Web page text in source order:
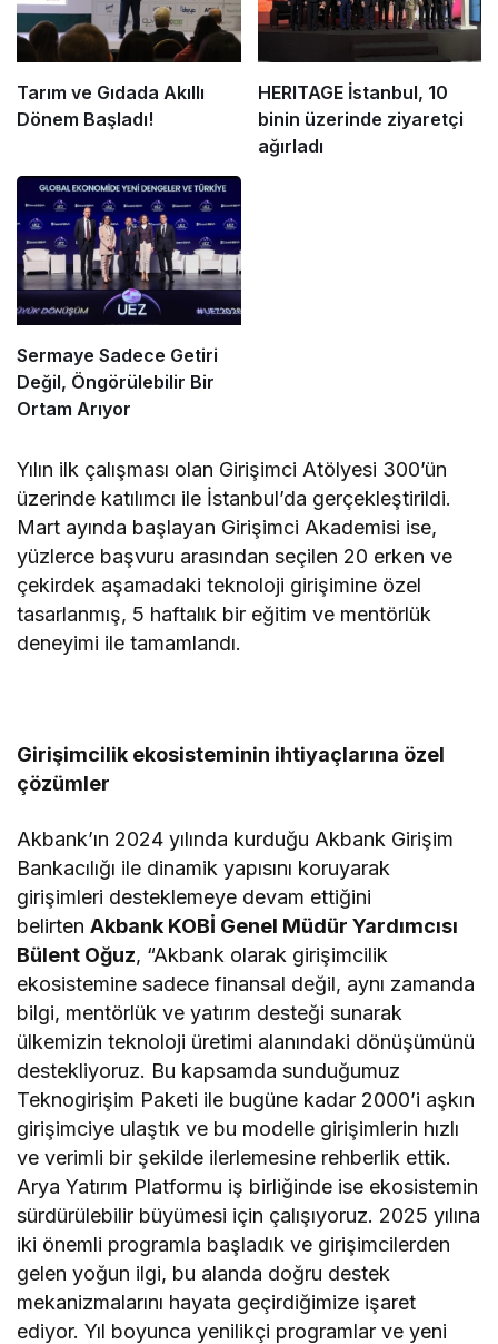
Tarım ve Gıdada Akıllı
Dönem Başladı!
HERITAGE İstanbul, 10
binin üzerinde ziyaretçi
ağırladı
Sermaye Sadece Getiri
Değil, Öngörülebilir Bir
Ortam Arıyor
Yılın ilk çalışması olan Girişimci Atölyesi 300’ün
üzerinde katılımcı ile İstanbul’da gerçekleştirildi.
Mart ayında başlayan Girişimci Akademisi ise,
yüzlerce başvuru arasından seçilen 20 erken ve
çekirdek aşamadaki teknoloji girişimine özel
tasarlanmış, 5 haftalık bir eğitim ve mentörlük
deneyimi ile tamamlandı.
Girişimcilik ekosisteminin ihtiyaçlarına özel
çözümler
Akbank’ın 2024 yılında kurduğu Akbank Girişim
Bankacılığı ile dinamik yapısını koruyarak
girişimleri desteklemeye devam ettiğini
belirtenAkbank KOBİ Genel Müdür Yardımcısı
Bülent Oğuz, “Akbank olarak girişimcilik
ekosistemine sadece finansal değil, aynı zamanda
bilgi, mentörlük ve yatırım desteği sunarak
ülkemizin teknoloji üretimi alanındaki dönüşümünü
destekliyoruz. Bu kapsamda sunduğumuz
Teknogirişim Paketi ile bugüne kadar 2000’i aşkın
girişimciye ulaştık ve bu modelle girişimlerin hızlı
ve verimli bir şekilde ilerlemesine rehberlik ettik.
Arya Yatırım Platformu iş birliğinde ise ekosistemin
sürdürülebilir büyümesi için çalışıyoruz. 2025 yılına
iki önemli programla başladık ve girişimcilerden
gelen yoğun ilgi, bu alanda doğru destek
mekanizmalarını hayata geçirdiğimize işaret
ediyor. Yıl boyunca yenilikçi programlar ve yeni